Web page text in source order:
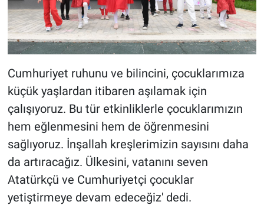
Cumhuriyet ruhunu ve bilincini, çocuklarımıza
küçük yaşlardan itibaren aşılamak için
çalışıyoruz. Bu tür etkinliklerle çocuklarımızın
hem eğlenmesini hem de öğrenmesini
sağlıyoruz. İnşallah kreşlerimizin sayısını daha
da artıracağız. Ülkesini, vatanını seven
Atatürkçü ve Cumhuriyetçi çocuklar
yetiştirmeye devam edeceğiz' dedi.